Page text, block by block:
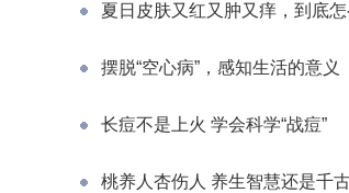
夏日皮肤又红又肿又痒，到底
摆脱“空心病”，感知生活的意义
长痘不是上火 学会科学“战痘”
桃养人杏伤人 养生智慧还是千